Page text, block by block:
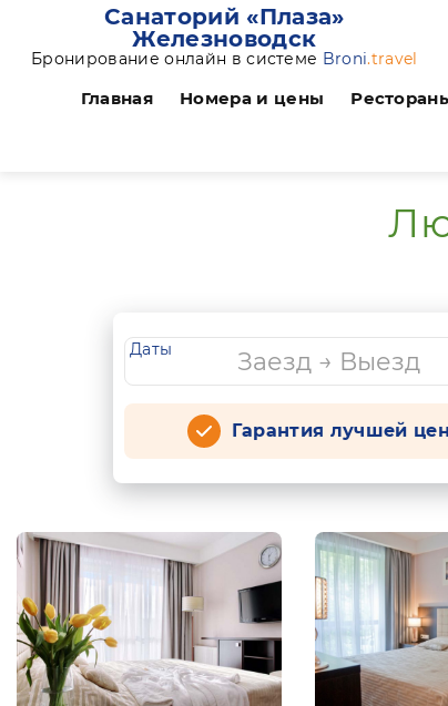
Санаторий «Плаза»
Железноводск
Бронирование онлайн в системе Broni.travel
Главная Номера и цены
Даты
Гарантия лучшей